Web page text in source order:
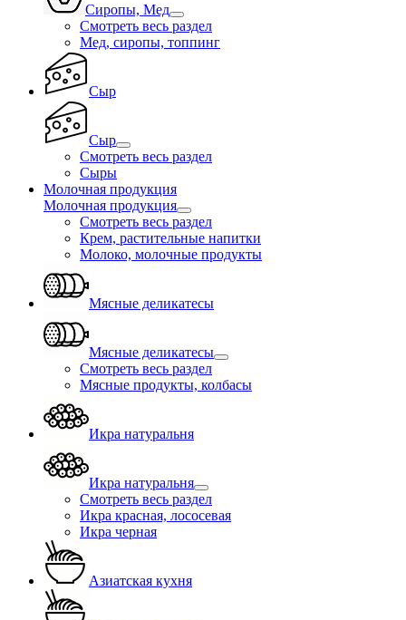
Сиропы, Мед
Смотреть весь раздел
Мед, сиропы, топпинг
Сыр
Сыр
Смотреть весь раздел
Сыры
Молочная продукция
Молочная продукция
Смотреть весь раздел
Крем, растительные напитки
Молоко, молочные продукты
Мясные деликатесы
Мясные деликатесы
Смотреть весь раздел
Мясные продукты, колбасы
Икра натуральня
Икра натуральня
Смотреть весь раздел
Икра красная, лососевая
Икра черная
Азиатская кухня